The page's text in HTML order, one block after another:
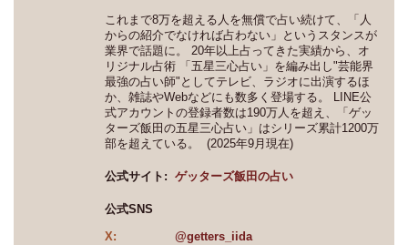
これまで8万を超える人を無償で占い続けて、「人
からの紹介でなければ占わない」というスタンスが
業界で話題に。 20年以上占ってきた実績から、オ
リジナル占術 「五星三心占い」を編み出し"芸能界
最強の占い師"としてテレビ、ラジオに出演するほ
か、雑誌やWebなどにも数多く登場する。 LINE公
式アカウントの登録者数は190万人を超え、「ゲッ
ターズ飯田の五星三心占い」はシリーズ累計1200万
部を超えている。 (2025年9月現在)
公式サイト: ゲッターズ飯田の占い
公式SNS
X:
@getters_iida